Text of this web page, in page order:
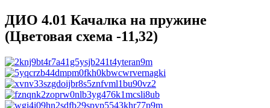
ДИО 4.01 Качалка на пружине
(Цветовая схема -11,32)